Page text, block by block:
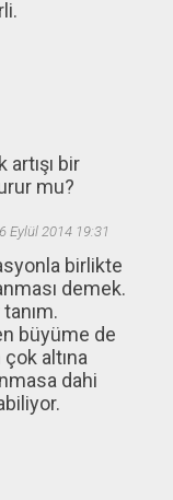
artışı bir
mu?
Eylül 2014 19:31
birlikte
demek.
büyüme de
altına
dahi